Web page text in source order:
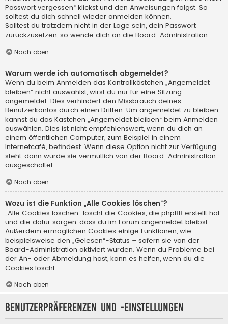
Passwort vergessen“ klickst und den Anweisungen folgst. So
solltest du dich schnell wieder anmelden können.
Solltest du trotzdem nicht in der Lage sein, dein Passwort
zurückzusetzen, so wende dich an die Board-Administration.
Nach oben
Warum werde ich automatisch abgemeldet?
Wenn du beim Anmelden das Kontrollkästchen „Angemeldet
bleiben“ nicht auswählst, wirst du nur für eine Sitzung
angemeldet. Dies verhindert den Missbrauch deines
Benutzerkontos durch einen Dritten. Um angemeldet zu bleiben,
kannst du das Kästchen „Angemeldet bleiben“ beim Anmelden
auswählen. Dies ist nicht empfehlenswert, wenn du dich an
einem öffentlichen Computer, zum Beispiel in einem
Internetcafé, befindest. Wenn diese Option nicht zur Verfügung
steht, dann wurde sie vermutlich von der Board-Administration
ausgeschaltet.
Nach oben
Wozu ist die Funktion „Alle Cookies löschen“?
„Alle Cookies löschen“ löscht die Cookies, die phpBB erstellt hat
und die dafür sorgen, dass du im Forum angemeldet bleibst.
Außerdem ermöglichen Cookies einige Funktionen, wie
beispielsweise den „Gelesen“-Status – sofern sie von der
Board-Administration aktiviert wurden. Wenn du Probleme bei
der An- oder Abmeldung hast, kann es helfen, wenn du die
Cookies löscht.
Nach oben
Benutzerpräferenzen und -einstellungen